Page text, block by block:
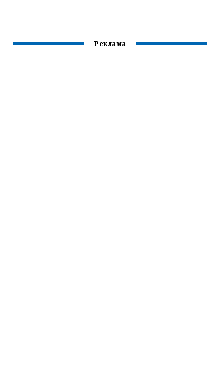
Х МЕТОДАХ
Реклама